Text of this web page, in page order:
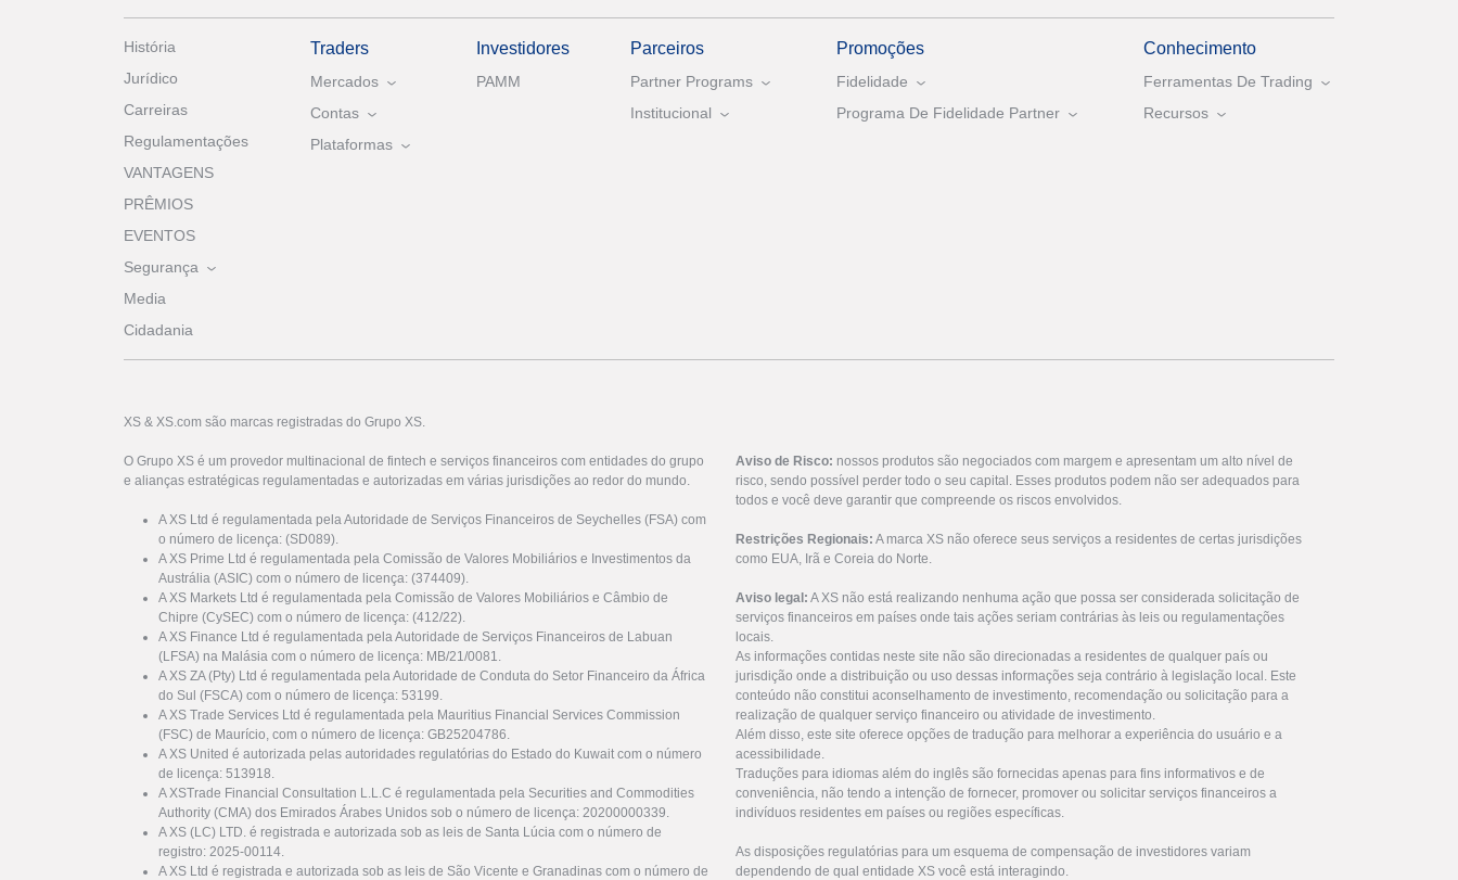
História
Jurídico
Carreiras
Regulamentações
VANTAGENS
PRÊMIOS
EVENTOS
Segurança
Media
Cidadania
Traders
Mercados
Contas
Plataformas
Investidores
PAMM
Parceiros
Partner Programs
Institucional
Promoções
Fidelidade
Programa De Fidelidade Partner
Conhecimento
Ferramentas De Trading
Recursos
XS & XS.com são marcas registradas do Grupo XS.
O Grupo XS é um provedor multinacional de fintech e serviços financeiros com entidades do grupo
e alianças estratégicas regulamentadas e autorizadas em várias jurisdições ao redor do mundo.
A XS Ltd é regulamentada pela Autoridade de Serviços Financeiros de Seychelles (FSA) com
o número de licença: (SD089).
A XS Prime Ltd é regulamentada pela Comissão de Valores Mobiliários e Investimentos da
Austrália (ASIC) com o número de licença: (374409).
A XS Markets Ltd é regulamentada pela Comissão de Valores Mobiliários e Câmbio de
Chipre (CySEC) com o número de licença: (412/22).
A XS Finance Ltd é regulamentada pela Autoridade de Serviços Financeiros de Labuan
(LFSA) na Malásia com o número de licença: MB/21/0081.
A XS ZA (Pty) Ltd é regulamentada pela Autoridade de Conduta do Setor Financeiro da África
do Sul (FSCA) com o número de licença: 53199.
A XS Trade Services Ltd é regulamentada pela Mauritius Financial Services Commission
(FSC) de Maurício, com o número de licença: GB25204786.
A XS United é autorizada pelas autoridades regulatórias do Estado do Kuwait com o número
de licença: 513918.
A XSTrade Financial Consultation L.L.C é regulamentada pela Securities and Commodities
Authority (CMA) dos Emirados Árabes Unidos sob o número de licença: 20200000339.
A XS (LC) LTD. é registrada e autorizada sob as leis de Santa Lúcia com o número de
registro: 2025-00114.
A XS Ltd é registrada e autorizada sob as leis de São Vicente e Granadinas com o número de
Aviso de Risco: nossos produtos são negociados com margem e apresentam um alto nível de
risco, sendo possível perder todo o seu capital. Esses produtos podem não ser adequados para
todos e você deve garantir que compreende os riscos envolvidos.
Restrições Regionais: A marca XS não oferece seus serviços a residentes de certas jurisdições
como EUA, Irã e Coreia do Norte.
Aviso legal: A XS não está realizando nenhuma ação que possa ser considerada solicitação de
serviços financeiros em países onde tais ações seriam contrárias às leis ou regulamentações
locais.
As informações contidas neste site não são direcionadas a residentes de qualquer país ou
jurisdição onde a distribuição ou uso dessas informações seja contrário à legislação local. Este
conteúdo não constitui aconselhamento de investimento, recomendação ou solicitação para a
realização de qualquer serviço financeiro ou atividade de investimento.
Além disso, este site oferece opções de tradução para melhorar a experiência do usuário e a
acessibilidade.
Traduções para idiomas além do inglês são fornecidas apenas para fins informativos e de
conveniência, não tendo a intenção de fornecer, promover ou solicitar serviços financeiros a
indivíduos residentes em países ou regiões específicas.
As disposições regulatórias para um esquema de compensação de investidores variam
dependendo de qual entidade XS você está interagindo.